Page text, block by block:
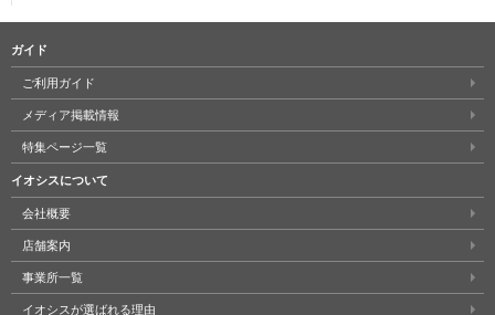
ガイド
ご利用ガイド
メディア掲載情報
特集ページ一覧
イオシスについて
会社概要
店舗案内
事業所一覧
イオシスが選ばれる理由